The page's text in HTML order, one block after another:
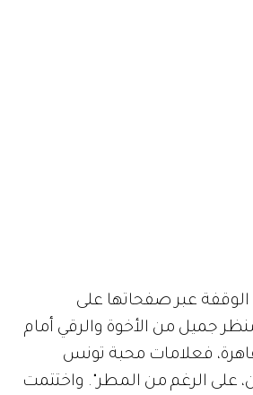
عبر صفحاتها على
جميل من الأخوة والرقي أمام
فعلامات محبة تونس
على الرغم من المطر". واختتمت